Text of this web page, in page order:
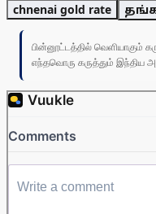
chnenai gold rate
பின்னூட்டத்தில் வெளியாகும்
எந்தவொரு கருத்தும் இந்திய